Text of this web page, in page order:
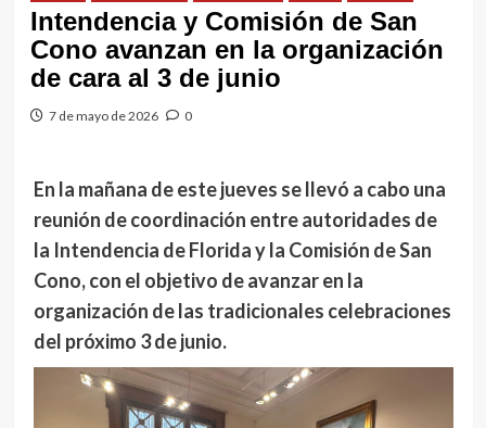
Intendencia y Comisión de San
Cono avanzan en la organización
de cara al 3 de junio
7 de mayo de 2026 0
En la mañana de este jueves se llevó a cabo una
reunión de coordinación entre autoridades de
la Intendencia de Florida y la Comisión de San
Cono, con el objetivo de avanzar en la
organización de las tradicionales celebraciones
del próximo 3 de junio.